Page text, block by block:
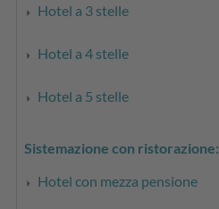
Hotel a 3 stelle
Hotel a 4 stelle
Hotel a 5 stelle
Sistemazione con ristorazione:
Hotel con mezza pensione